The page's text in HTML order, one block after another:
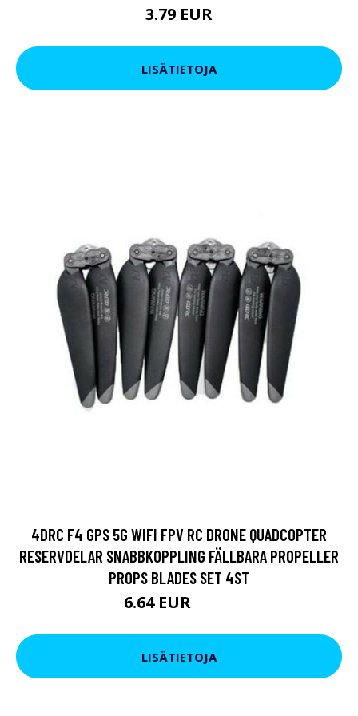
3.79 EUR
LISÄTIETOJA
4DRC F4 GPS 5G WIFI FPV RC DRONE QUADCOPTER
RESERVDELAR SNABBKOPPLING FÄLLBARA PROPELLER
PROPS BLADES SET 4ST
6.64 EUR
LISÄTIETOJA